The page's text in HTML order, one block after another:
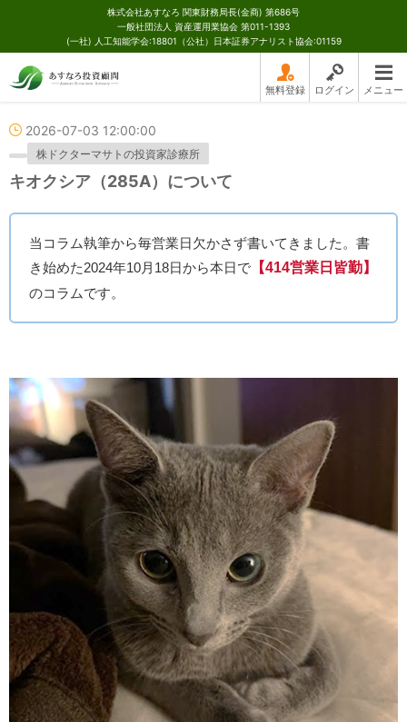
株式会社あすなろ 関東財務局長(金商) 第686号
一般社団法人 資産運用業協会 第011-1393
(一社) 人工知能学会:18801（公社）日本証券アナリスト協会:01159
無料登録 ログイン メニュー
2026-07-03 12:00:00
株ドクターマサトの投資家診療所
キオクシア（285A）について
当コラム執筆から毎営業日欠かさず書いてきました。書
き始めた2024年10月18日から本日で 【414営業日皆勤】
のコラムです。